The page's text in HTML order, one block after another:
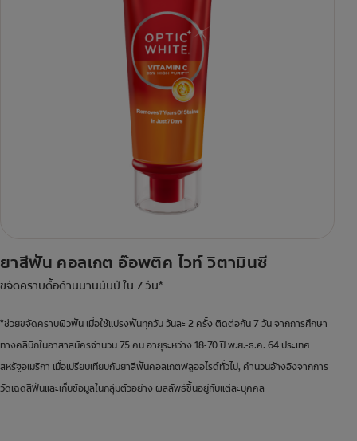
ยาสีฟัน คอลเกต อ๊อพติค ไวท์ วิตามินซี
ขจัดคราบดื้อด้านนานนับปี ใน 7 วัน*
*ช่วยขจัดคราบผิวฟัน เมื่อใช้แปรงฟันทุกวัน วันละ 2 ครั้ง ติดต่อกัน 7 วัน จากการศึกษา
ทางคลินิกในอาสาสมัครจำนวน 75 คน อายุระหว่าง 18-70 ปี พ.ย.-ธ.ค. 64 ประเทศ
สหรัฐอเมริกา เมื่อเปรียบเทียบกับยาสีฟันคอลเกตฟลูออไรด์ทั่วไป, คำนวนอ้างอิงจากการ
วัดเฉดสีฟันและเก็บข้อมูลในกลุ่มตัวอย่าง ผลลัพธ์ขึ้นอยู่กับแต่ละบุคคล